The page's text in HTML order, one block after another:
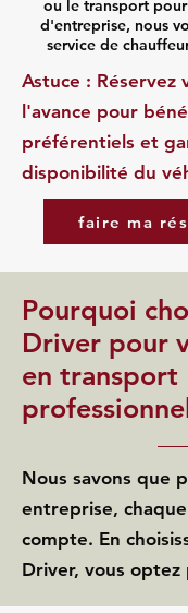
ou le transport
d'entreprise, nous
service de
Astuce : Réservez
l'avance pour
préférentiels et
disponibilité du
faire ma
Pourquoi
Driver pour
en transport
Nous savons que
entreprise,
compte. En
Driver, vous optez